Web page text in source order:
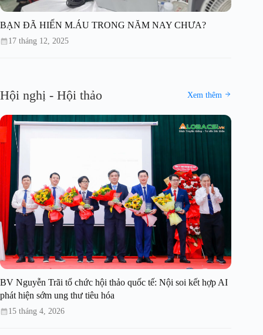
BẠN ĐÃ HIẾN M.ÁU TRONG NĂM NAY CHƯA?
17 tháng 12, 2025
Hội nghị - Hội thảo Xem thêm
BV Nguyễn Trãi tổ chức hội thảo quốc tế: Nội soi kết hợp AI
phát hiện sớm ung thư tiêu hóa
15 tháng 4, 2026